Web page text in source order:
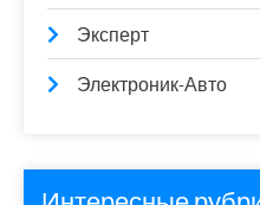
Эксперт
Электроник-Авто